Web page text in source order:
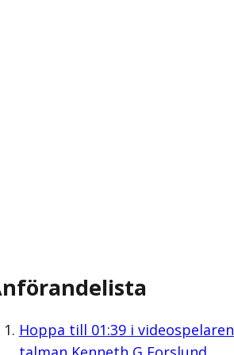
Hoppa till 01:39i videospelaren